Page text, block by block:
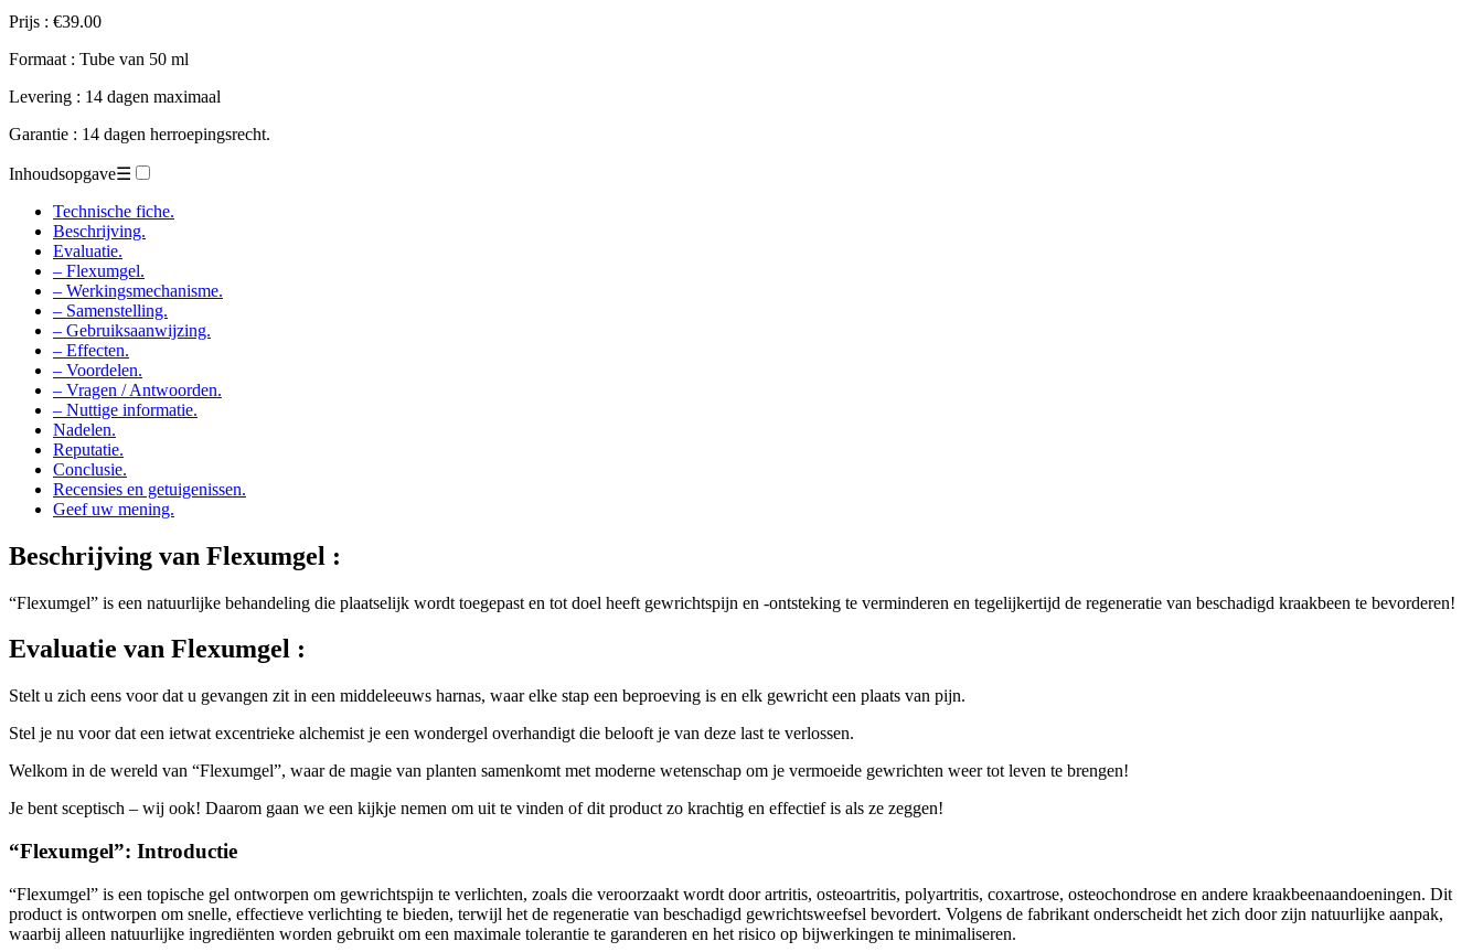
Prijs : €39.00
Formaat : Tube van 50 ml
Levering : 14 dagen maximaal
Garantie : 14 dagen herroepingsrecht.
Inhoudsopgave☰
Technische fiche.
Beschrijving.
Evaluatie.
– Flexumgel.
– Werkingsmechanisme.
– Samenstelling.
– Gebruiksaanwijzing.
– Effecten.
– Voordelen.
– Vragen / Antwoorden.
– Nuttige informatie.
Nadelen.
Reputatie.
Conclusie.
Recensies en getuigenissen.
Geef uw mening.
Beschrijving van Flexumgel :
“Flexumgel” is een natuurlijke behandeling die plaatselijk wordt toegepast en tot doel heeft gewrichtspijn en -ontsteking te verminderen en tegelijkertijd de regeneratie van beschadigd kraakbeen te bevorderen!
Evaluatie van Flexumgel :
Stelt u zich eens voor dat u gevangen zit in een middeleeuws harnas, waar elke stap een beproeving is en elk gewricht een plaats van pijn.
Stel je nu voor dat een ietwat excentrieke alchemist je een wondergel overhandigt die belooft je van deze last te verlossen.
Welkom in de wereld van “Flexumgel”, waar de magie van planten samenkomt met moderne wetenschap om je vermoeide gewrichten weer tot leven te brengen!
Je bent sceptisch – wij ook! Daarom gaan we een kijkje nemen om uit te vinden of dit product zo krachtig en effectief is als ze zeggen!
“Flexumgel”: Introductie
“Flexumgel” is een topische gel ontworpen om gewrichtspijn te verlichten, zoals die veroorzaakt wordt door artritis, osteoartritis, polyartritis, coxartrose, osteochondrose en andere kraakbeenaandoeningen. Dit
product is ontworpen om snelle, effectieve verlichting te bieden, terwijl het de regeneratie van beschadigd gewrichtsweefsel bevordert. Volgens de fabrikant onderscheidt het zich door zijn natuurlijke aanpak,
waarbij alleen natuurlijke ingrediënten worden gebruikt om een maximale tolerantie te garanderen en het risico op bijwerkingen te minimaliseren.